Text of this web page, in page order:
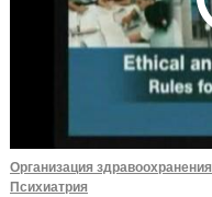
Организация здравоохранения
Психиатрия